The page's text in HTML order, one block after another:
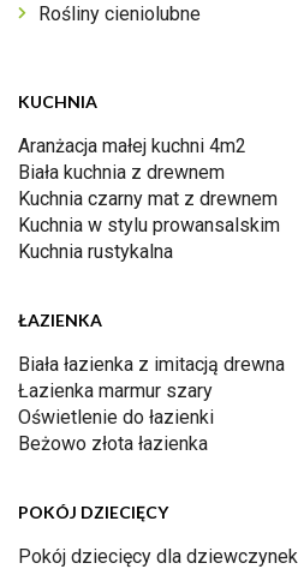
Rośliny cieniolubne
KUCHNIA
Aranżacja małej kuchni 4m2
Biała kuchnia z drewnem
Kuchnia czarny mat z drewnem
Kuchnia w stylu prowansalskim
Kuchnia rustykalna
ŁAZIENKA
Biała łazienka z imitacją drewna
Łazienka marmur szary
Oświetlenie do łazienki
Beżowo złota łazienka
POKÓJ DZIECIĘCY
Pokój dziecięcy dla dziewczynek